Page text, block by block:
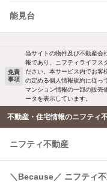
能見台
免責
事項
当サイトの物件及び不動産会
報であり、ニフティライフス
ださい。本サービス内でお客
の定める個人情報規約に従っ
マンション情報の一部の販売
ータを表示しています。
不動産・住宅情報のニフティ
ニフティ不動産
＼Because／ ニフティ